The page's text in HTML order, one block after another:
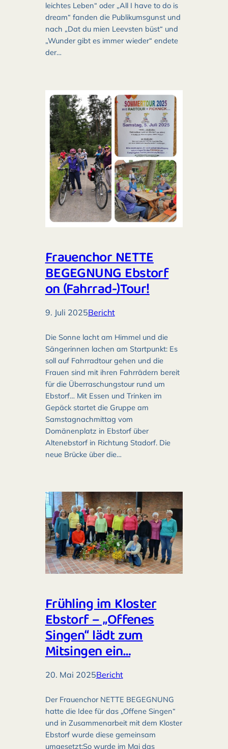
leichtes Leben“ oder „All I have to do is
dream“ fanden die Publikumsgunst und
nach „Dat du mien Leevsten büst“ und
„Wunder gibt es immer wieder“ endete
der…
Frauenchor NETTE
BEGEGNUNG Ebstorf
on (Fahrrad-)Tour!
9. Juli 2025Bericht
Die Sonne lacht am Himmel und die
Sängerinnen lachen am Startpunkt: Es
soll auf Fahrradtour gehen und die
Frauen sind mit ihren Fahrrädern bereit
für die Überraschungstour rund um
Ebstorf… Mit Essen und Trinken im
Gepäck startet die Gruppe am
Samstagnachmittag vom
Domänenplatz in Ebstorf über
Altenebstorf in Richtung Stadorf. Die
neue Brücke über die…
Frühling im Kloster
Ebstorf – „Offenes
Singen“ lädt zum
Mitsingen ein…
20. Mai 2025Bericht
Der Frauenchor NETTE BEGEGNUNG
hatte die Idee für das „Offene Singen“
und in Zusammenarbeit mit dem Kloster
Ebstorf wurde diese gemeinsam
umgesetzt:So wurde im Mai das